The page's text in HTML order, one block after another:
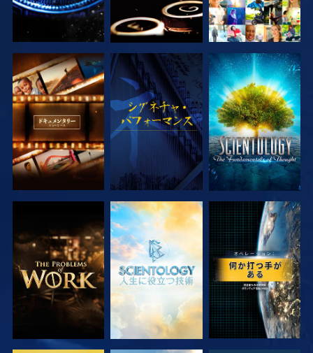
シリーズを探求 観る シリーズを探求
シリーズを探求 シリーズを探求 観る